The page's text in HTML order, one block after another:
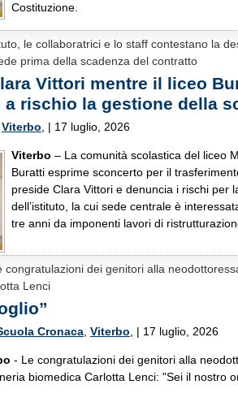
Costituzione.
le collaboratrici e lo staff contestano la
prima della scadenza del contratto
Vittori mentre il liceo
a rischio la gestione della
Viterbo , | 17 luglio, 2026
Viterbo – La comunità scolastica del liceo
Buratti esprime sconcerto per il
preside Clara Vittori e denuncia i rischi per
dell’istituto, la cui sede centrale è
tre anni da imponenti lavori di
congratulazioni dei genitori alla
Lenci
Cronaca Viterbo , | 17 luglio, 2026
- Le congratulazioni dei genitori alla
biomedica Carlotta Lenci: "Sei il nostro